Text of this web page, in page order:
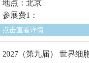
地点：北京
参展费1：
点击查看详情
2027（第九届） 世界细